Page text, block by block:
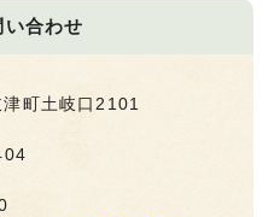
い合わせ
町土岐口2101